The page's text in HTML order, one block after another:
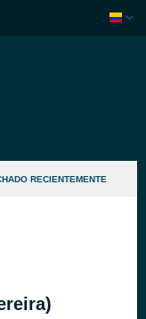
RECIENTEMENTE